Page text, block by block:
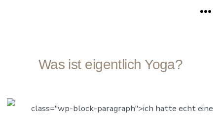
Was ist eigentlich Yoga?
class="wp-block-paragraph">ich hatte echt eine